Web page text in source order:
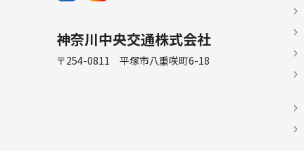
神奈川中央交通株式会社
〒254-0811 平塚市八重咲町6-18